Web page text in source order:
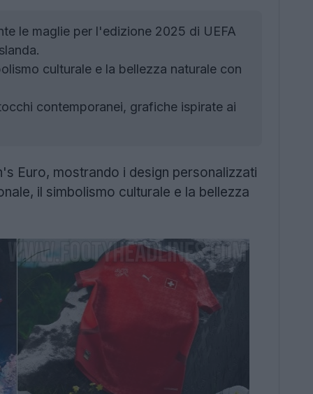
le maglie per l'edizione 2025 di UEFA
culturale e la bellezza naturale con
contemporanei, grafiche ispirate ai
Euro, mostrando i design personalizzati
il simbolismo culturale e la bellezza